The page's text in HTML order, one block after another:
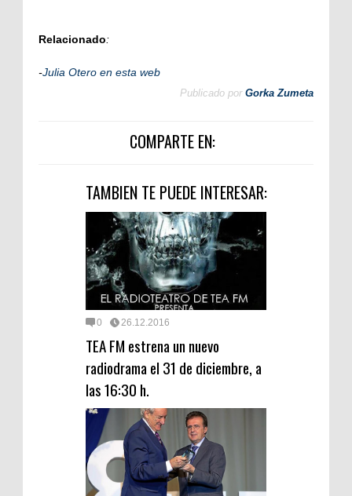
Relacionado:
-Julia Otero en esta web
Publicado por Gorka Zumeta
COMPARTE EN:
TAMBIEN TE PUEDE INTERESAR:
0 26.12.2016
TEA FM estrena un nuevo
radiodrama el 31 de diciembre, a
las 16:30 h.